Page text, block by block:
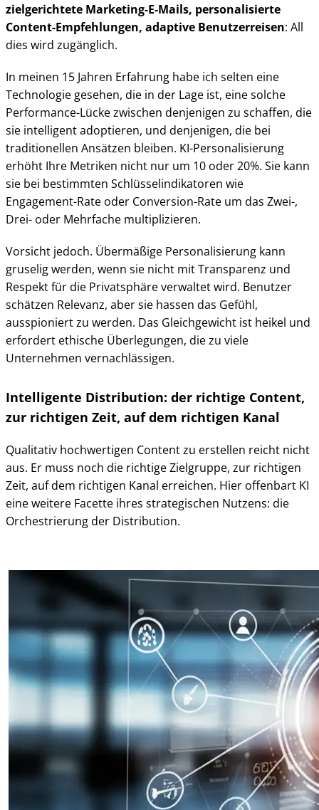
zielgerichtete Marketing-E-Mails, personalisierte
Content-Empfehlungen, adaptive Benutzerreisen: All
dies wird zugänglich.
In meinen 15 Jahren Erfahrung habe ich selten eine
Technologie gesehen, die in der Lage ist, eine solche
Performance-Lücke zwischen denjenigen zu schaffen, die
sie intelligent adoptieren, und denjenigen, die bei
traditionellen Ansätzen bleiben. KI-Personalisierung
erhöht Ihre Metriken nicht nur um 10 oder 20%. Sie kann
sie bei bestimmten Schlüsselindikatoren wie
Engagement-Rate oder Conversion-Rate um das Zwei-,
Drei- oder Mehrfache multiplizieren.
Vorsicht jedoch. Übermäßige Personalisierung kann
gruselig werden, wenn sie nicht mit Transparenz und
Respekt für die Privatsphäre verwaltet wird. Benutzer
schätzen Relevanz, aber sie hassen das Gefühl,
ausspioniert zu werden. Das Gleichgewicht ist heikel und
erfordert ethische Überlegungen, die zu viele
Unternehmen vernachlässigen.
Intelligente Distribution: der richtige Content,
zur richtigen Zeit, auf dem richtigen Kanal
Qualitativ hochwertigen Content zu erstellen reicht nicht
aus. Er muss noch die richtige Zielgruppe, zur richtigen
Zeit, auf dem richtigen Kanal erreichen. Hier offenbart KI
eine weitere Facette ihres strategischen Nutzens: die
Orchestrierung der Distribution.